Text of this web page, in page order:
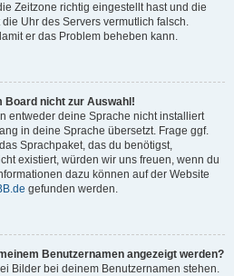
Zeitzone richtig eingestellt hast und die
Uhr des Servers vermutlich falsch.
er das Problem beheben kann.
Board nicht zur Auswahl!
entweder deine Sprache nicht installiert
in deine Sprache übersetzt. Frage ggf.
Sprachpaket, das du benötigst,
existiert, würden wir uns freuen, wenn du
dazu können auf der Website
gefunden werden.
Benutzernamen angezeigt werden?
Bilder bei deinem Benutzernamen stehen.